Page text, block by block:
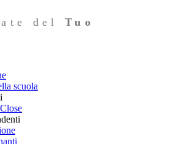
delTuo
scuola
Close